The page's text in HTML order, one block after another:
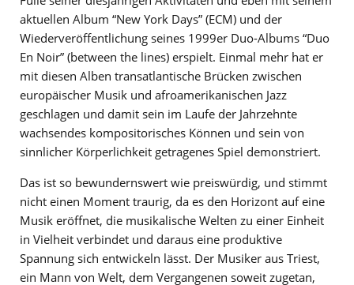
aktuellen Album “New York Days” (ECM) und der
Wiederveröffentlichung seines 1999er Duo-Albums “Duo
En Noir” (between the lines) erspielt. Einmal mehr hat er
mit diesen Alben transatlantische Brücken zwischen
europäischer Musik und afroamerikanischen Jazz
geschlagen und damit sein im Laufe der Jahrzehnte
wachsendes kompositorisches Können und sein von
sinnlicher Körperlichkeit getragenes Spiel demonstriert.
Das ist so bewundernswert wie preiswürdig, und stimmt
nicht einen Moment traurig, da es den Horizont auf eine
Musik eröffnet, die musikalische Welten zu einer Einheit
in Vielheit verbindet und daraus eine produktive
Spannung sich entwickeln lässt. Der Musiker aus Triest,
ein Mann von Welt, dem Vergangenen soweit zugetan,